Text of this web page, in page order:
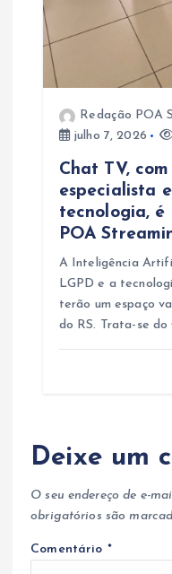
Redação POA
julho 7, 2026
Chat TV,
especialista
tecnologia, é
POA
A Inteligência
LGPD e a
terão um espaço
do RS. Trata-se do
Deixe um
O seu endereço de e-
obrigatórios são
Comentário *